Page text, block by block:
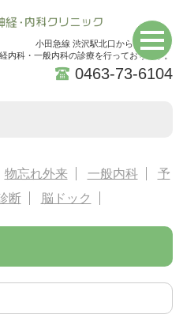
小田急線 渋沢駅北口から徒歩5分。
内科・一般内科の診療を行っております。
0463-73-6104
物忘れ外来 一般内科
予
断 脳ドック